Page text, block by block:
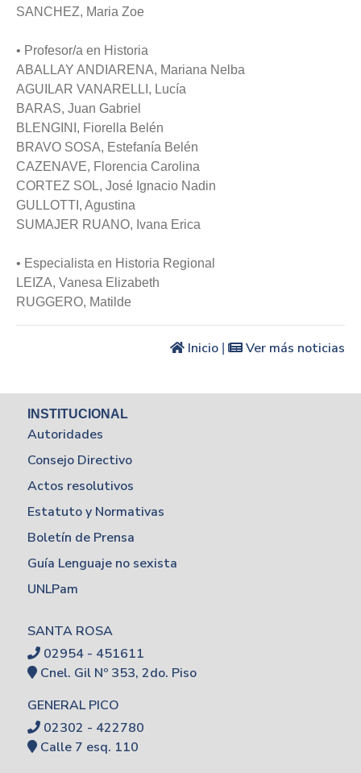
SANCHEZ, Maria Zoe
• Profesor/a en Historia
ABALLAY ANDIARENA, Mariana Nelba
AGUILAR VANARELLI, Lucía
BARAS, Juan Gabriel
BLENGINI, Fiorella Belén
BRAVO SOSA, Estefanía Belén
CAZENAVE, Florencia Carolina
CORTEZ SOL, José Ignacio Nadin
GULLOTTI, Agustina
SUMAJER RUANO, Ivana Erica
• Especialista en Historia Regional
LEIZA, Vanesa Elizabeth
RUGGERO, Matilde
Inicio Ver más noticias
INSTITUCIONAL
Autoridades
Consejo Directivo
Actos resolutivos
Estatuto y Normativas
Boletín de Prensa
Guía Lenguaje no sexista
UNLPam
SANTA ROSA
02954 - 451611
Cnel. Gil Nº 353, 2do. Piso
GENERAL PICO
02302 - 422780
Calle 7 esq. 110